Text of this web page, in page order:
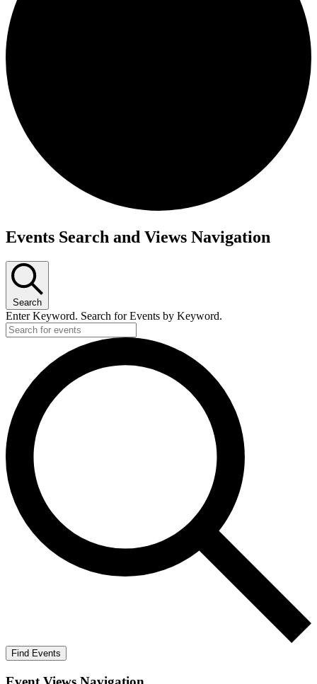
Events Search and Views Navigation
Search
Enter Keyword. Search for Events by Keyword.
Find Events